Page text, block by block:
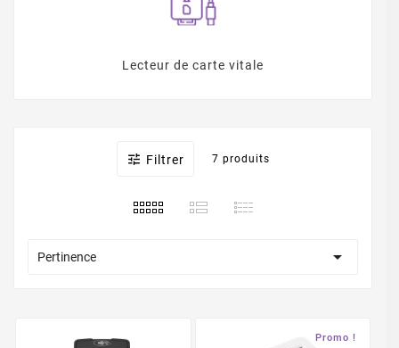
Lecteur de carte vitale
 Filtrer 7 produits
Pertinence 
Promo !